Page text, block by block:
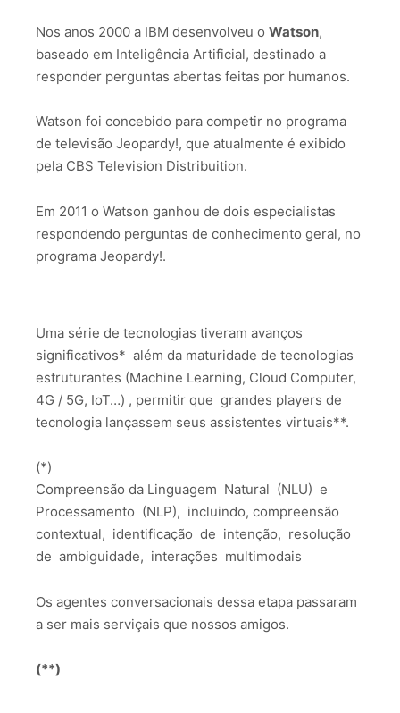
Nos anos 2000 a IBM desenvolveu o Watson,
baseado em Inteligência Artificial, destinado a
responder perguntas abertas feitas por humanos.
Watson foi concebido para competir no programa
de televisão Jeopardy!, que atualmente é exibido
pela CBS Television Distribuition.
Em 2011 o Watson ganhou de dois especialistas
respondendo perguntas de conhecimento geral, no
programa Jeopardy!.
Uma série de tecnologias tiveram avanços
significativos* além da maturidade de tecnologias
estruturantes (Machine Learning, Cloud Computer,
4G / 5G, IoT…) , permitir que grandes players de
tecnologia lançassem seus assistentes virtuais**.
(*)
Compreensão da Linguagem Natural (NLU) e
Processamento (NLP), incluindo, compreensão
contextual, identificação de intenção, resolução
de ambiguidade, interações multimodais
Os agentes conversacionais dessa etapa passaram
a ser mais serviçais que nossos amigos.
(**)